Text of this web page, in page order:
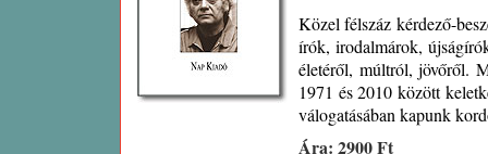
Közel félszáz kérdező-
írók, irodalmárok,
életéről, múltról, jövőről.
1971 és 2010 között
válogatásában kapunk
Ára: 2900 Ft